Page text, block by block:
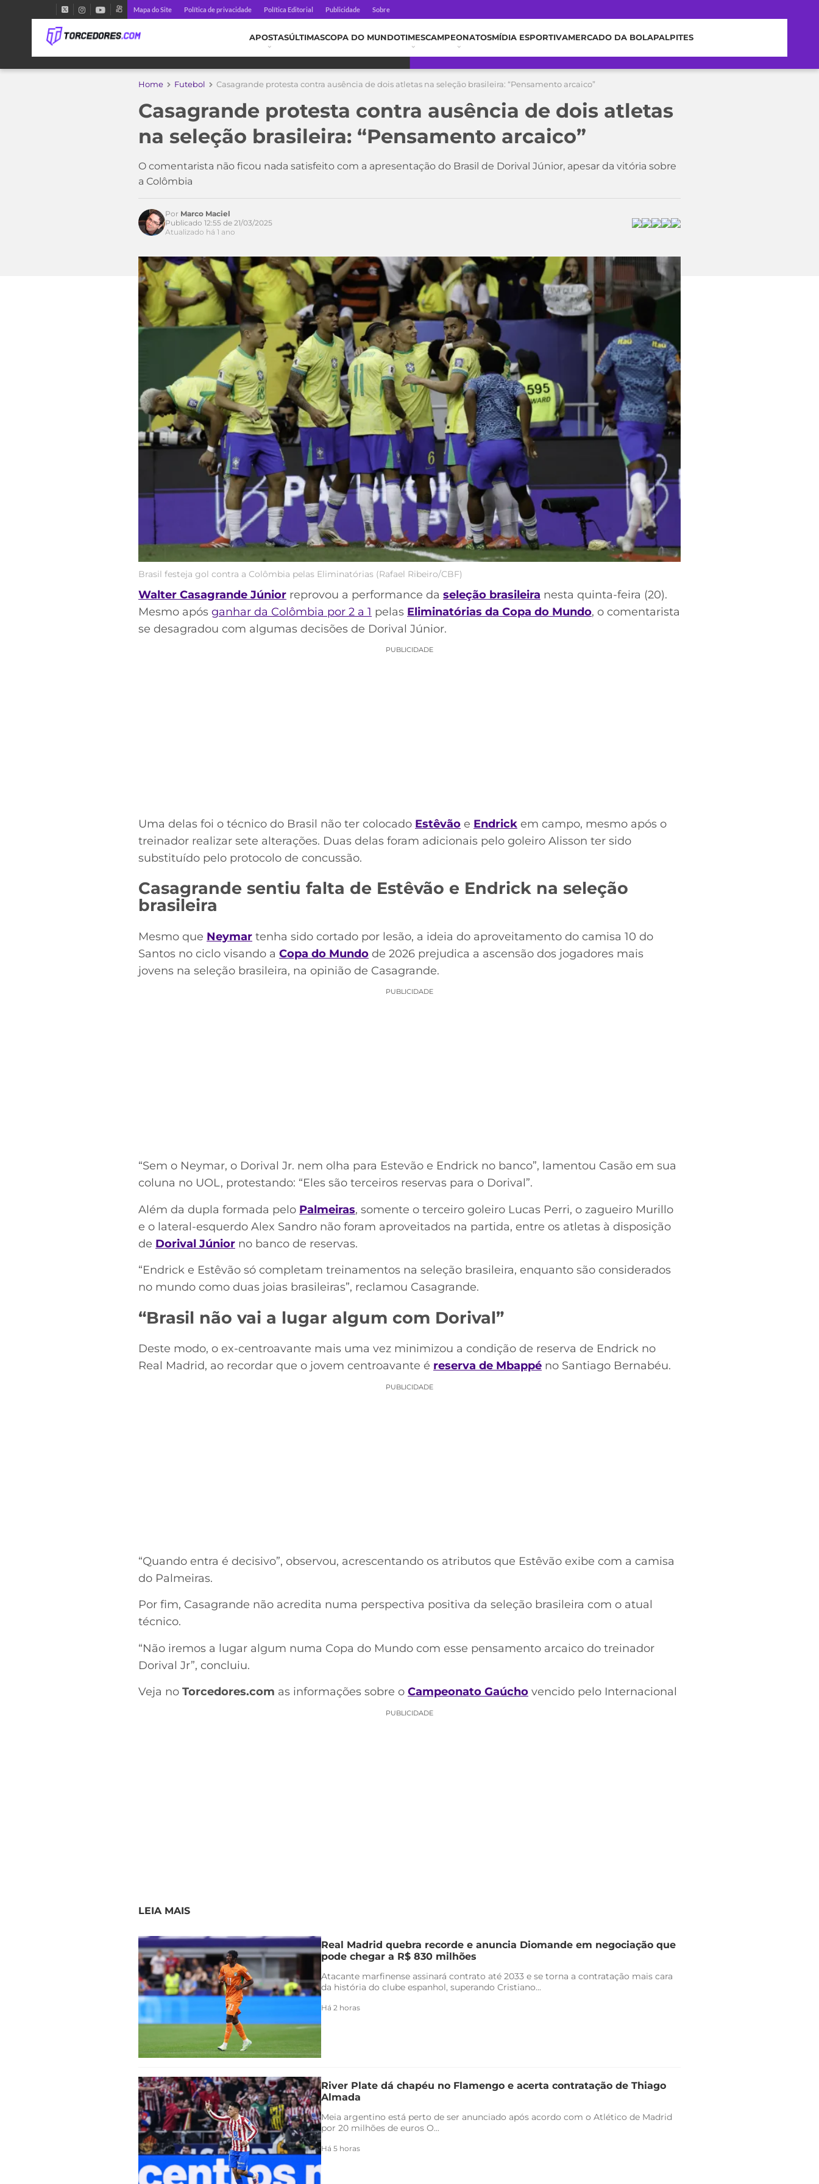
Mapa do Site Política de privacidade Política Editorial Publicidade Sobre
APOSTASÚLTIMASCOPA DO MUNDOTIMESCAMPEONATOSMÍDIA ESPORTIVAMERCADO DA BOLAPALPITES
Home Futebol Casagrande protesta contra ausência de dois atletas na seleção brasileira: “Pensamento arcaico”
Casagrande protesta contra ausência de dois atletas
na seleção brasileira: “Pensamento arcaico”
O comentarista não ficou nada satisfeito com a apresentação do Brasil de Dorival Júnior, apesar da vitória sobre
a Colômbia
Acesse o perfil do autor
Por Marco Maciel
Publicado 12:55 de 21/03/2025
Atualizado há 1 ano
Brasil festeja gol contra a Colômbia pelas Eliminatórias (Rafael Ribeiro/CBF)
Walter Casagrande Júnior reprovou a performance da seleção brasileira nesta quinta-feira (20).
Mesmo após ganhar da Colômbia por 2 a 1 pelas Eliminatórias da Copa do Mundo, o comentarista
se desagradou com algumas decisões de Dorival Júnior.
PUBLICIDADE
Uma delas foi o técnico do Brasil não ter colocado Estêvão e Endrick em campo, mesmo após o
treinador realizar sete alterações. Duas delas foram adicionais pelo goleiro Alisson ter sido
substituído pelo protocolo de concussão.
Casagrande sentiu falta de Estêvão e Endrick na seleção
brasileira
Mesmo que Neymar tenha sido cortado por lesão, a ideia do aproveitamento do camisa 10 do
Santos no ciclo visando a Copa do Mundo de 2026 prejudica a ascensão dos jogadores mais
jovens na seleção brasileira, na opinião de Casagrande.
PUBLICIDADE
“Sem o Neymar, o Dorival Jr. nem olha para Estevão e Endrick no banco”, lamentou Casão em sua
coluna no UOL, protestando: “Eles são terceiros reservas para o Dorival”.
Além da dupla formada pelo Palmeiras, somente o terceiro goleiro Lucas Perri, o zagueiro Murillo
e o lateral-esquerdo Alex Sandro não foram aproveitados na partida, entre os atletas à disposição
de Dorival Júnior no banco de reservas.
“Endrick e Estêvão só completam treinamentos na seleção brasileira, enquanto são considerados
no mundo como duas joias brasileiras”, reclamou Casagrande.
“Brasil não vai a lugar algum com Dorival”
Deste modo, o ex-centroavante mais uma vez minimizou a condição de reserva de Endrick no
Real Madrid, ao recordar que o jovem centroavante é reserva de Mbappé no Santiago Bernabéu.
PUBLICIDADE
“Quando entra é decisivo”, observou, acrescentando os atributos que Estêvão exibe com a camisa
do Palmeiras.
Por fim, Casagrande não acredita numa perspectiva positiva da seleção brasileira com o atual
técnico.
“Não iremos a lugar algum numa Copa do Mundo com esse pensamento arcaico do treinador
Dorival Jr”, concluiu.
Veja no Torcedores.com as informações sobre o Campeonato Gaúcho vencido pelo Internacional
PUBLICIDADE
LEIA MAIS
Real Madrid quebra recorde e anuncia Diomande em negociação que
pode chegar a R$ 830 milhões
Atacante marfinense assinará contrato até 2033 e se torna a contratação mais cara
da história do clube espanhol, superando Cristiano...
Há 2 horas
River Plate dá chapéu no Flamengo e acerta contratação de Thiago
Almada
Meia argentino está perto de ser anunciado após acordo com o Atlético de Madrid
por 20 milhões de euros O...
Há 5 horas